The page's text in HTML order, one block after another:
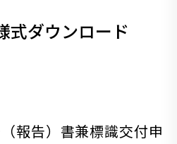
式ダウンロード
報告）書兼標識交付申